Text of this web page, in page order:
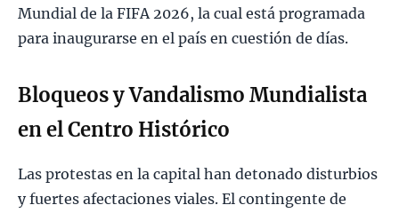
Mundial de la FIFA 2026, la cual está programada
para inaugurarse en el país en cuestión de días.
Bloqueos y Vandalismo Mundialista
en el Centro Histórico
Las protestas en la capital han detonado disturbios
y fuertes afectaciones viales. El contingente de